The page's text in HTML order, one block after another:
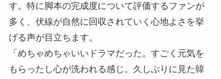
す。特に脚本の完成度について評価するファンが
多く、伏線が自然に回収されていく心地よさを挙
げる声が目立ちます。
「めちゃめちゃいいドラマだった。すごく元気を
もらったし心が洗われる感じ。久しぶりに見た韓